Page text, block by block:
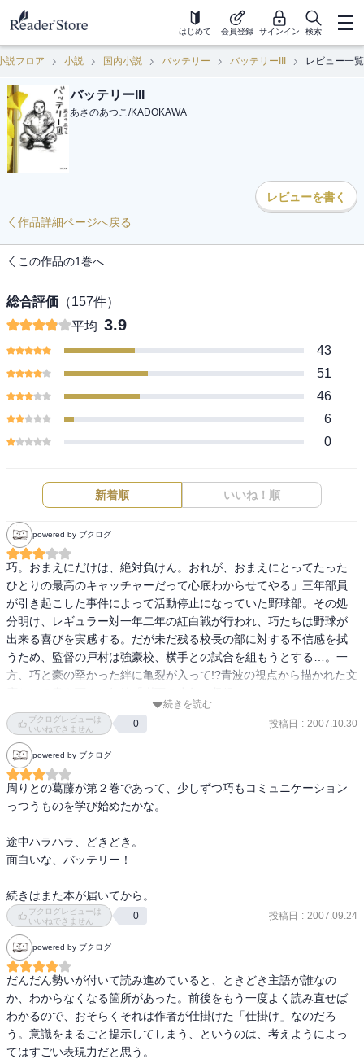
はじめて 会員登録 サインイン 検索
説フロア 小説 国内小説 バッテリー バッテリーIII レビュー一覧
バッテリーIII
あさのあつこ/KADOKAWA
レビューを書く
作品詳細ページへ戻る
この作品の1巻へ
総合評価 （157件）
平均 3.9
43
51
46
6
0
新着順 いいね！順
powered by ブクログ
巧。おまえにだけは、絶対負けん。おれが、おまえにとってたった
ひとりの最高のキャッチャーだって心底わからせてやる」三年部員
が引き起こした事件によって活動停止になっていた野球部。その処
分明け、レギュラー対一年二年の紅白戦が行われ、巧たちは野球が
出来る喜びを実感する。だが未だ残る校長の部に対する不信感を拭
うため、監督の戸村は強豪校、横手との試合を組もうとする…。一
方、巧と豪の堅かった絆に亀裂が入って!?青波の視点から描かれた文
続きを読む
ブクログレビューは
いいねできません
0 投稿日 : 2007.10.30
powered by ブクログ
周りとの葛藤が第２巻であって、少しずつ巧もコミュニケーション
っつうものを学び始めたかな。
途中ハラハラ、どきどき。
面白いな、バッテリー！
ブクログレビューは
いいねできません
0 投稿日 : 2007.09.24
powered by ブクログ
だんだん勢いが付いて読み進めていると、ときどき主語が誰なの
か、わからなくなる箇所があった。前後をもう一度よく読み直せば
わかるので、おそらくそれは作者が仕掛けた「仕掛け」なのだろ
う。意識をまるごと提示してしまう、というのは、考えようによっ
てはすごい表現力だと思う。